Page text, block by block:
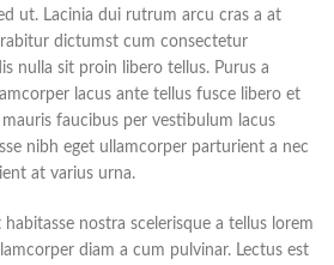
ut. Lacinia dui rutrum arcu cras a at
dictumst cum consectetur
nulla sit proin libero tellus. Purus a
lacus ante tellus fusce libero et
faucibus per vestibulum lacus
nibh eget ullamcorper parturient a nec
at varius urna.
nostra scelerisque a tellus lorem
diam a cum pulvinar. Lectus est